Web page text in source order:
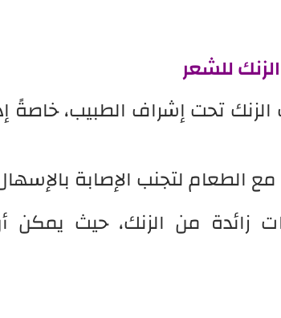
للشعر
تحت إشراف الطبيب، خاصةً
الطعام لتجنب الإصابة
زائدة من الزنك، حيث